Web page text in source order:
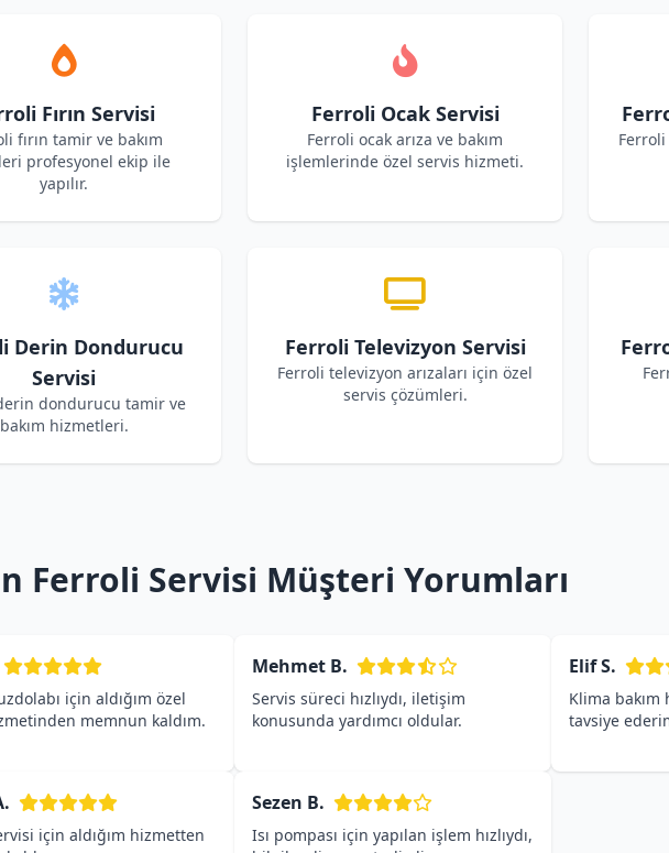
Fırın Servisi
fırın tamir ve bakım
profesyonel ekip ile
yapılır.
Ferroli Ocak Servisi
Ferroli ocak arıza ve bakım
işlemlerinde özel servis hizmeti.
Ferroli
Derin Dondurucu
Servisi
dondurucu tamir ve
bakım hizmetleri.
Ferroli Televizyon Servisi
Ferroli televizyon arızaları için özel
servis çözümleri.
Ferroli Servisi Müşteri Yorumları
için aldığım özel
memnun kaldım.
Mehmet B.
Servis süreci hızlıydı, iletişim
konusunda yardımcı oldular.
Elif S.
Klima bakım
tavsiye
için aldığım hizmetten
Sezen B.
Isı pompası için yapılan işlem hızlıydı,